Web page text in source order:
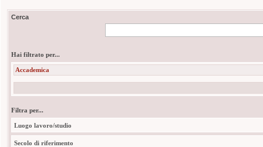
Cerca
Hai filtrato per...
Accademica
Filtra per...
Luogo lavoro/studio
Secolo di riferimento